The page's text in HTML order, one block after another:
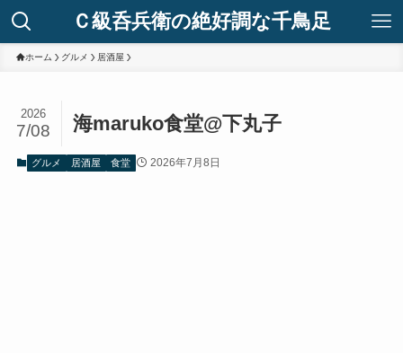
Ｃ級呑兵衛の絶好調な千鳥足
ホーム グルメ 居酒屋
海maruko食堂@下丸子
2026
7/08
グルメ 居酒屋 食堂 2026年7月8日